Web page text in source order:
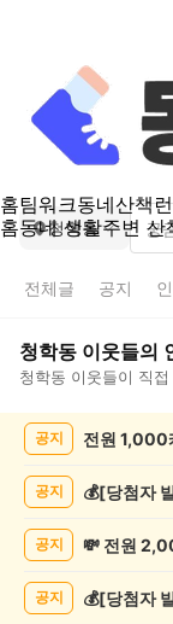
홈팀워크동네산책
홈동네 생활주변 산
청학동
전체글 공지
청학동 이웃들의
청학동 이웃들이 직접
공지 전원 1,000
공지
공지
공지